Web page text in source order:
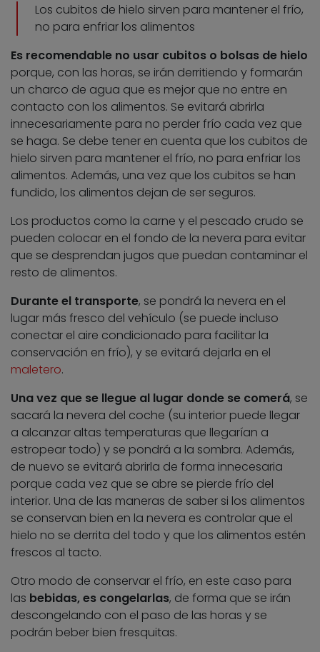
Los cubitos de hielo sirven para mantener el frío,
no para enfriar los alimentos
Es recomendable no usar cubitos o bolsas de hielo
porque, con las horas, se irán derritiendo y formarán
un charco de agua que es mejor que no entre en
contacto con los alimentos. Se evitará abrirla
innecesariamente para no perder frío cada vez que
se haga. Se debe tener en cuenta que los cubitos de
hielo sirven para mantener el frío, no para enfriar los
alimentos. Además, una vez que los cubitos se han
fundido, los alimentos dejan de ser seguros.
Los productos como la carne y el pescado crudo se
pueden colocar en el fondo de la nevera para evitar
que se desprendan jugos que puedan contaminar el
resto de alimentos.
Durante el transporte, se pondrá la nevera en el
lugar más fresco del vehículo (se puede incluso
conectar el aire condicionado para facilitar la
conservación en frío), y se evitará dejarla en el
maletero.
Una vez que se llegue al lugar donde se comerá, se
sacará la nevera del coche (su interior puede llegar
a alcanzar altas temperaturas que llegarían a
estropear todo) y se pondrá a la sombra. Además,
de nuevo se evitará abrirla de forma innecesaria
porque cada vez que se abre se pierde frío del
interior. Una de las maneras de saber si los alimentos
se conservan bien en la nevera es controlar que el
hielo no se derrita del todo y que los alimentos estén
frescos al tacto.
Otro modo de conservar el frío, en este caso para
las bebidas, es congelarlas, de forma que se irán
descongelando con el paso de las horas y se
podrán beber bien fresquitas.